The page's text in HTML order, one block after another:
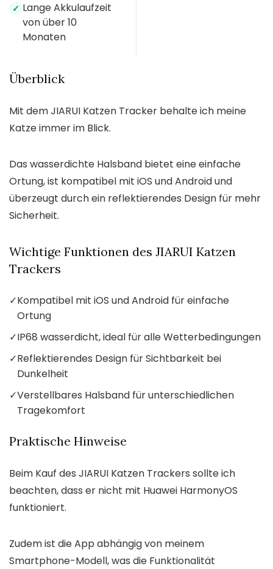
✓ Lange Akkulaufzeit
von über 10
Monaten
Überblick
Mit dem JIARUI Katzen Tracker behalte ich meine
Katze immer im Blick.
Das wasserdichte Halsband bietet eine einfache
Ortung, ist kompatibel mit iOS und Android und
überzeugt durch ein reflektierendes Design für mehr
Sicherheit.
Wichtige Funktionen des JIARUI Katzen
Trackers
✓Kompatibel mit iOS und Android für einfache
Ortung
✓IP68 wasserdicht, ideal für alle Wetterbedingungen
✓Reflektierendes Design für Sichtbarkeit bei
Dunkelheit
✓Verstellbares Halsband für unterschiedlichen
Tragekomfort
Praktische Hinweise
Beim Kauf des JIARUI Katzen Trackers sollte ich
beachten, dass er nicht mit Huawei HarmonyOS
funktioniert.
Zudem ist die App abhängig von meinem
Smartphone-Modell, was die Funktionalität